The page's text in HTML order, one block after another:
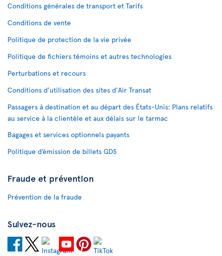
Conditions générales de transport et Tarifs
Conditions de vente
Politique de protection de la vie privée
Politique de fichiers témoins et autres technologies
Perturbations et recours
Conditions d’utilisation des sites d'Air Transat
Passagers à destination et au départ des États-Unis: Plans relatifs
au service à la clientèle et aux délais sur le tarmac
Bagages et services optionnels payants
Politique d’émission de billets GDS
Fraude et prévention
Prévention de la fraude
Suivez-nous